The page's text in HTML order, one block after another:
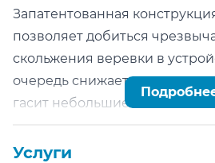
Запатентованная
позволяет добиться
скольжения веревки в
очередь снижает скорость
гасит небольшие рывки,
Плавность протравливания
Услуги